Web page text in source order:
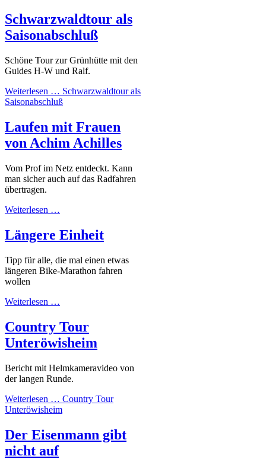
Schwarzwaldtour als
Saisonabschluß
Schöne Tour zur Grünhütte mit den
Guides H-W und Ralf.
Weiterlesen … Schwarzwaldtour als
Saisonabschluß
Laufen mit Frauen
von Achim Achilles
Vom Prof im Netz entdeckt. Kann
man sicher auch auf das Radfahren
übertragen.
Weiterlesen …
Längere Einheit
Tipp für alle, die mal einen etwas
längeren Bike-Marathon fahren
wollen
Weiterlesen …
Country Tour
Unteröwisheim
Bericht mit Helmkameravideo von
der langen Runde.
Weiterlesen … Country Tour
Unteröwisheim
Der Eisenmann gibt
nicht auf